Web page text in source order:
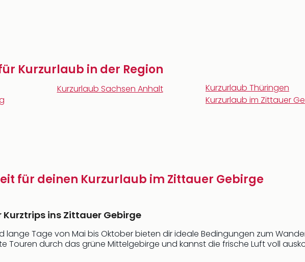
Kurzurlaub in der Region
Kurzurlaub Sachsen Anhalt
Kurzurlaub Thüringen
Kurzurlaub im Zittauer
für deinen Kurzurlaub im Zittauer Gebirge
ins Zittauer Gebirge
lange Tage von Mai bis Oktober bieten dir ideale Bedingungen zum
Touren durch das grüne Mittelgebirge und kannst die frische Luft voll